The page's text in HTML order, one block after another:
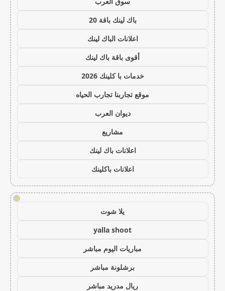
باك لينك باقة 20
اعلانات الباك لينك
أقوى باقة باك لينك
خدمات با كلينك 2026
موقع تجاربنا تجارب الحياه
ديوان العرب
مشاريع
اعلانات باك لينك
اعلانات باكلينك
!
يلا شوت
yalla shoot
مباريات اليوم مباشر
برشلونة مباشر
ريال مدريد مباشر